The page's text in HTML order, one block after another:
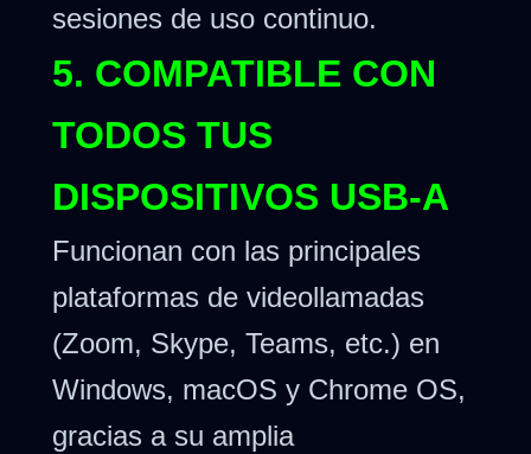
sesiones de uso continuo.
5. COMPATIBLE CON
TODOS TUS
DISPOSITIVOS USB-A
Funcionan con las principales
plataformas de videollamadas
(Zoom, Skype, Teams, etc.) en
Windows, macOS y Chrome OS,
gracias a su amplia